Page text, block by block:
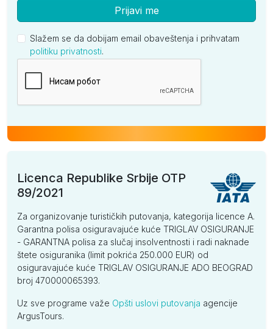
Prijavi me
Slažem se da dobijam email obaveštenja i prihvatam
politiku privatnosti.
Licenca Republike Srbije OTP
89/2021
Za organizovanje turističkih putovanja, kategorija licence A.
Garantna polisa osiguravajuće kuće TRIGLAV OSIGURANJE
- GARANTNA polisa za slučaj insolventnosti i radi naknade
štete osiguranika (limit pokrića 250.000 EUR) od
osiguravajuće kuće TRIGLAV OSIGURANJE ADO BEOGRAD
broj 470000065393.
Uz sve programe važe Opšti uslovi putovanja agencije
ArgusTours.